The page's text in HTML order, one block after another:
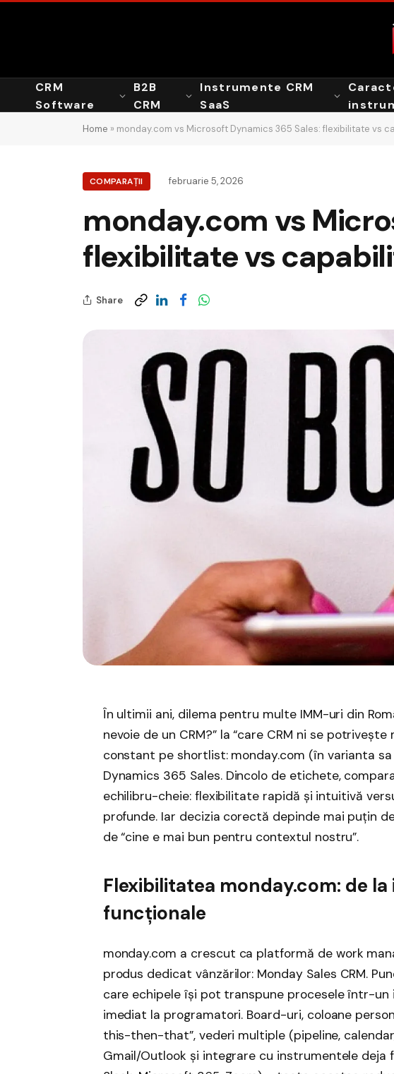
CRM
Software
B2B
CRM
Instrumente CRM
SaaS
Home » monday.com vs Microsoft Dynamics 365 Sales: flexibilitate vs
COMPARAȚII februarie 5, 2026
monday.com vs
flexibilitate vs
Share
În ultimii ani, dilema pentru multe IMM-uri din
nevoie de un CRM?” la “care CRM ni se
constant pe shortlist: monday.com (în varianta sa
Dynamics 365 Sales. Dincolo de etichete,
echilibru-cheie: flexibilitate rapidă și intuitivă
profunde. Iar decizia corectă depinde mai puțin
de “cine e mai bun pentru contextul nostru”.
Flexibilitatea monday.com: de la
funcționale
monday.com a crescut ca platformă de work
produs dedicat vânzărilor: Monday Sales CRM.
care echipele își pot transpune procesele într-un
imediat la programatori. Board-uri, coloane
this-then-that”, vederi multiple (pipeline,
Gmail/Outlook și integrare cu instrumentele deja